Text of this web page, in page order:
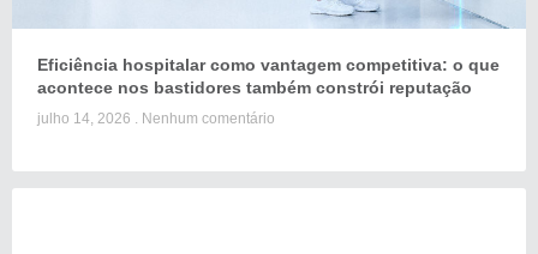
Eficiência hospitalar como vantagem competitiva: o que
acontece nos bastidores também constrói reputação
julho 14, 2026 Nenhum comentário